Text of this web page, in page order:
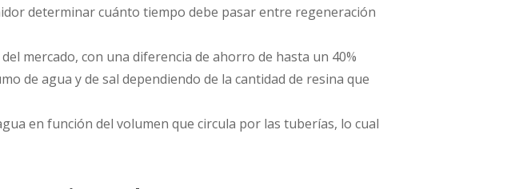
determinar cuánto tiempo debe pasar entre regeneración
mercado, con una diferencia de ahorro de hasta un 40%
de agua y de sal dependiendo de la cantidad de resina que
en función del volumen que circula por las tuberías, lo cual